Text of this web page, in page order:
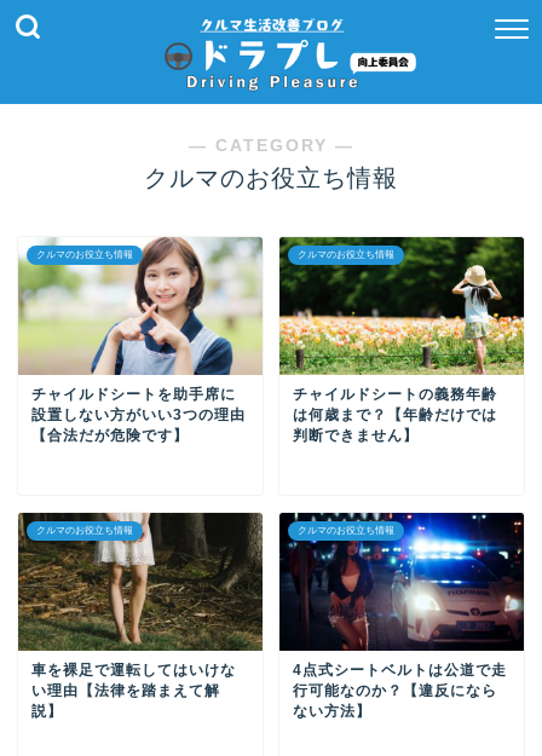
― CATEGORY ―
クルマのお役立ち情報
クルマのお役立ち情報
チャイルドシートを助手席に
設置しない方がいい3つの理由
【合法だが危険です】
クルマのお役立ち情報
チャイルドシートの義務年齢
は何歳まで？【年齢だけでは
判断できません】
クルマのお役立ち情報
車を裸足で運転してはいけな
い理由【法律を踏まえて解
説】
クルマのお役立ち情報
4点式シートベルトは公道で走
行可能なのか？【違反になら
ない方法】